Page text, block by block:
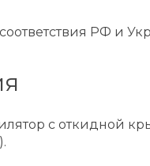
РФ и
с откидной